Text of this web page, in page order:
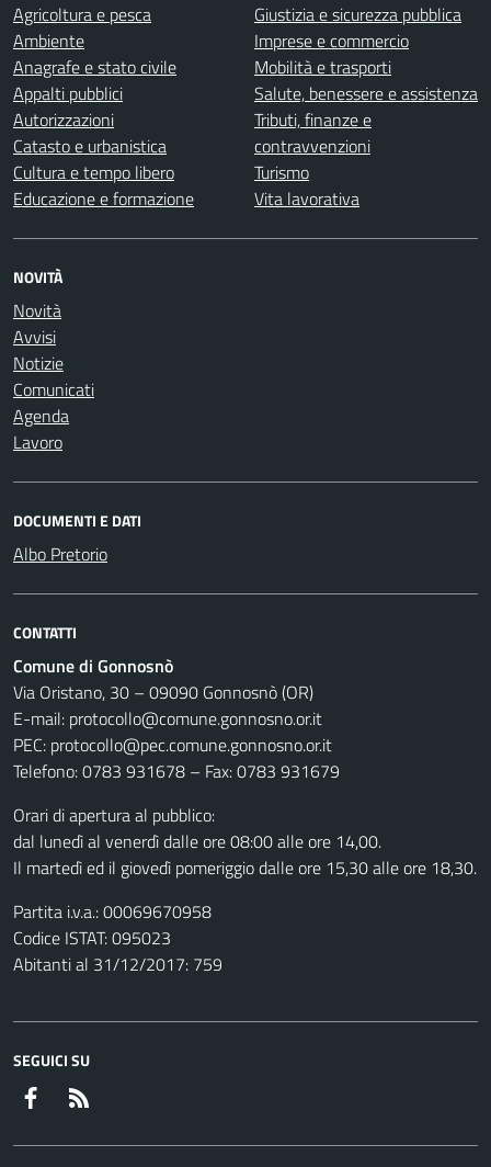
Agricoltura e pesca
Ambiente
Anagrafe e stato civile
Appalti pubblici
Autorizzazioni
Catasto e urbanistica
Cultura e tempo libero
Educazione e formazione
Giustizia e sicurezza pubblica
Imprese e commercio
Mobilità e trasporti
Salute, benessere e assistenza
Tributi, finanze e
contravvenzioni
Turismo
Vita lavorativa
NOVITÀ
Novità
Avvisi
Notizie
Comunicati
Agenda
Lavoro
DOCUMENTI E DATI
Albo Pretorio
CONTATTI
Comune di Gonnosnò
Via Oristano, 30 – 09090 Gonnosnò (OR)
E-mail: protocollo@comune.gonnosno.or.it
PEC: protocollo@pec.comune.gonnosno.or.it
Telefono: 0783 931678 – Fax: 0783 931679
Orari di apertura al pubblico:
dal lunedì al venerdì dalle ore 08:00 alle ore 14,00.
Il martedì ed il giovedì pomeriggio dalle ore 15,30 alle ore 18,30.
Partita i.v.a.: 00069670958
Codice ISTAT: 095023
Abitanti al 31/12/2017: 759
SEGUICI SU
Facebook